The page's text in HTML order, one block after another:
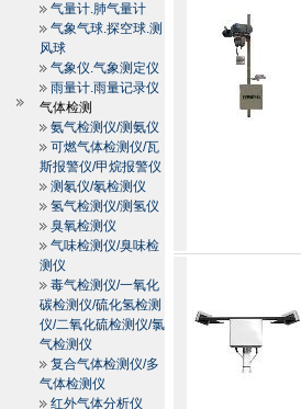
气量计.肺气量计
气象气球.探空球.测
风球
气象仪.气象测定仪
雨量计.雨量记录仪
气体检测
氨气检测仪/测氨仪
可燃气体检测仪/瓦
斯报警仪/甲烷报警仪
测氡仪/氡检测仪
氢气检测仪/测氢仪
臭氧检测仪
气味检测仪/臭味检
测仪
毒气检测仪/一氧化
碳检测仪/硫化氢检测
仪/二氧化硫检测仪/氯
气检测仪
复合气体检测仪/多
气体检测仪
红外气体分析仪